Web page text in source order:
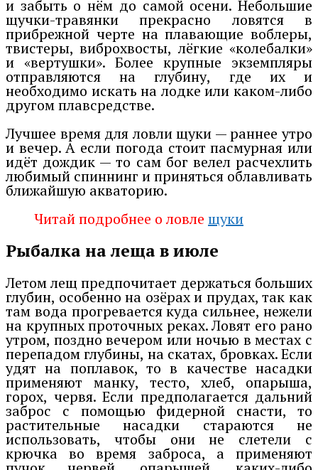
и забыть о нём до самой осени. Небольшие
щучки-травянки прекрасно ловятся в
прибрежной черте на плавающие воблеры,
твистеры, виброхвосты, лёгкие «колебалки»
и «вертушки». Более крупные экземпляры
отправляются на глубину, где их и
необходимо искать на лодке или каком-либо
другом плавсредстве.
Лучшее время для ловли щуки — раннее утро
и вечер. А если погода стоит пасмурная или
идёт дождик — то сам бог велел расчехлить
любимый спиннинг и приняться облавливать
ближайшую акваторию.
Читай подробнее о ловле щуки
Рыбалка на леща в июле
Летом лещ предпочитает держаться больших
глубин, особенно на озёрах и прудах, так как
там вода прогревается куда сильнее, нежели
на крупных проточных реках. Ловят его рано
утром, поздно вечером или ночью в местах с
перепадом глубины, на скатах, бровках. Если
удят на поплавок, то в качестве насадки
применяют манку, тесто, хлеб, опарыша,
горох, червя. Если предполагается дальний
заброс с помощью фидерной снасти, то
растительные насадки стараются не
использовать, чтобы они не слетели с
крючка во время заброса, а применяют